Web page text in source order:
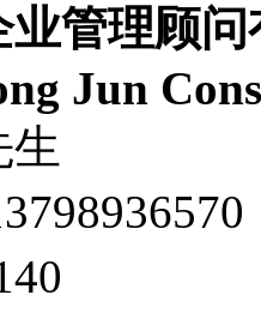
管理顾
Jun
生